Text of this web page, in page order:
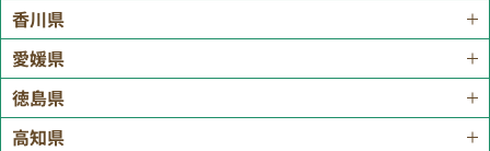
香川県
愛媛県
徳島県
高知県